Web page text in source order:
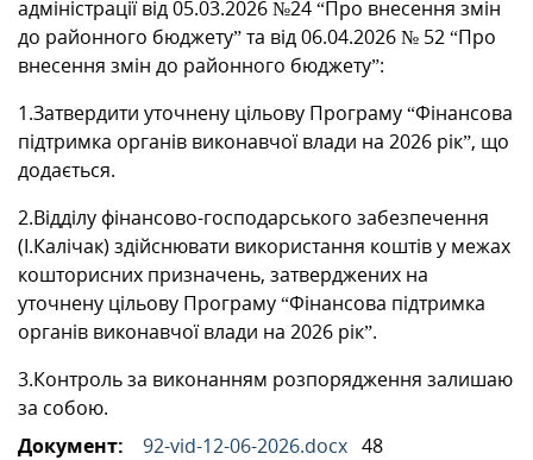
адміністрації від 05.03.2026 №24 “Про внесення змін
до районного бюджету” та від 06.04.2026 № 52 “Про
внесення змін до районного бюджету”:
1.Затвердити уточнену цільову Програму “Фінансова
підтримка органів виконавчої влади на 2026 рік”, що
додається.
2.Відділу фінансово-господарського забезпечення
(І.Калічак) здійснювати використання коштів у межах
кошторисних призначень, затверджених на
уточнену цільову Програму “Фінансова підтримка
органів виконавчої влади на 2026 рік”.
3.Контроль за виконанням розпорядження залишаю
за собою.
Документ:
92-vid-12-06-2026.docx 48